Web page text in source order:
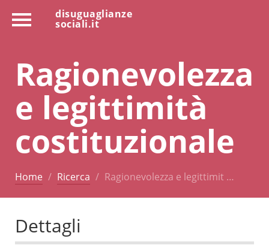
disuguaglianze
sociali.it
Ragionevolezza
e legittimità
costituzionale
Home Ricerca Ragionevolezza e legittimit …
Dettagli